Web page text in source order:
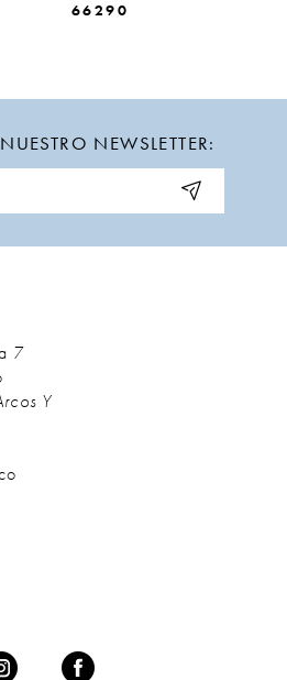
66290
NEWSLETTER:
7
Y